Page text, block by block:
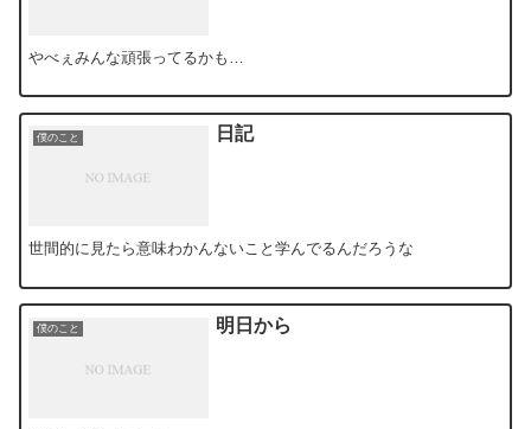
やべぇみんな頑張ってるかも…
僕のこと 日記
世間的に見たら意味わかんないこと学んでるんだろうな
僕のこと 明日から